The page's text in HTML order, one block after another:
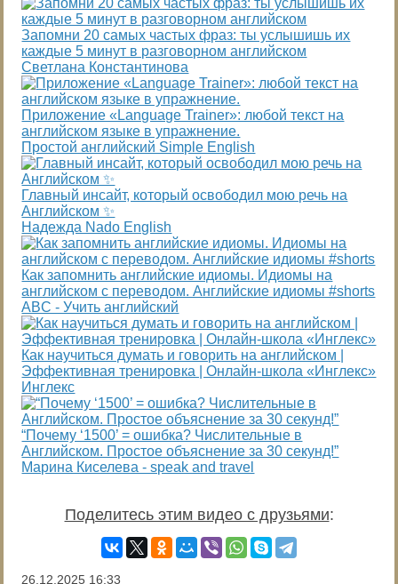
Запомни 20 самых частых фраз: ты услышишь их
каждые 5 минут в разговорном английском
Светлана Константинова
Приложение «Language Trainer»: любой текст на
английском языке в упражнение.
Простой английский Simple English
Главный инсайт, который освободил мою речь на
Английском ✨
Надежда Nado English
Как запомнить английские идиомы. Идиомы на
английском с переводом. Английские идиомы #shorts
ABC - Учить английский
Как научиться думать и говорить на английском |
Эффективная тренировка | Онлайн-школа «Инглекс»
Инглекс
“Почему ‘1500’ = ошибка? Числительные в
Английском. Простое объяснение за 30 секунд!”
Марина Киселева - speak and travel
Поделитесь этим видео с друзьями:
26.12.2025 16:33